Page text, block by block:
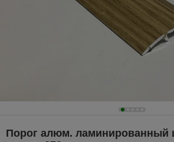
Порог алюм. ламинированный